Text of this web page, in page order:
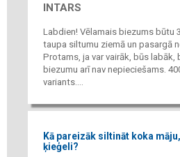
INTARS
Labdien! Vēlamais biezums būtu
taupa siltumu ziemā un pasargā
Protams, ja var vairāk, būs
biezumu arī nav nepieciešams.
variants....
Kā pareizāk siltināt koka
ķieģeli?